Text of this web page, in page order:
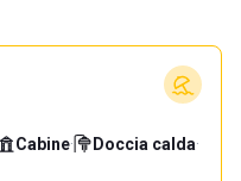
Cabine· Doccia calda·